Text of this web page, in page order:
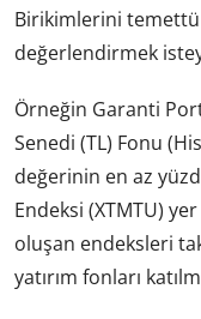
Birikimlerini temettü
değerlendirmek
Örneğin Garanti
Senedi (TL) Fonu
değerinin en az
Endeksi (XTMTU)
oluşan endeksleri
yatırım fonları